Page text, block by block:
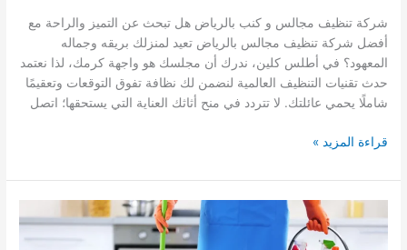
شركة تنظيف مجالس و كنب بالرياض هل تبحث عن التميز والراحة مع
أفضل شركة تنظيف مجالس بالرياض تعيد لمنزلك بريقه وجماله
المعهود؟ في أطلس كلين، ندرك أن مجلسك هو واجهة كرمك، لذا نعتمد
حدث تقنيات التنظيف العالمية لنضمن لك نظافة تفوق التوقعات وتعقيمًا
شاملًا يحمي عائلتك. لا تتردد في منح أثاثك العناية التي يستحقها؛ اتصل
شركة
مجالس
و
كنب
قراءة المزيد »